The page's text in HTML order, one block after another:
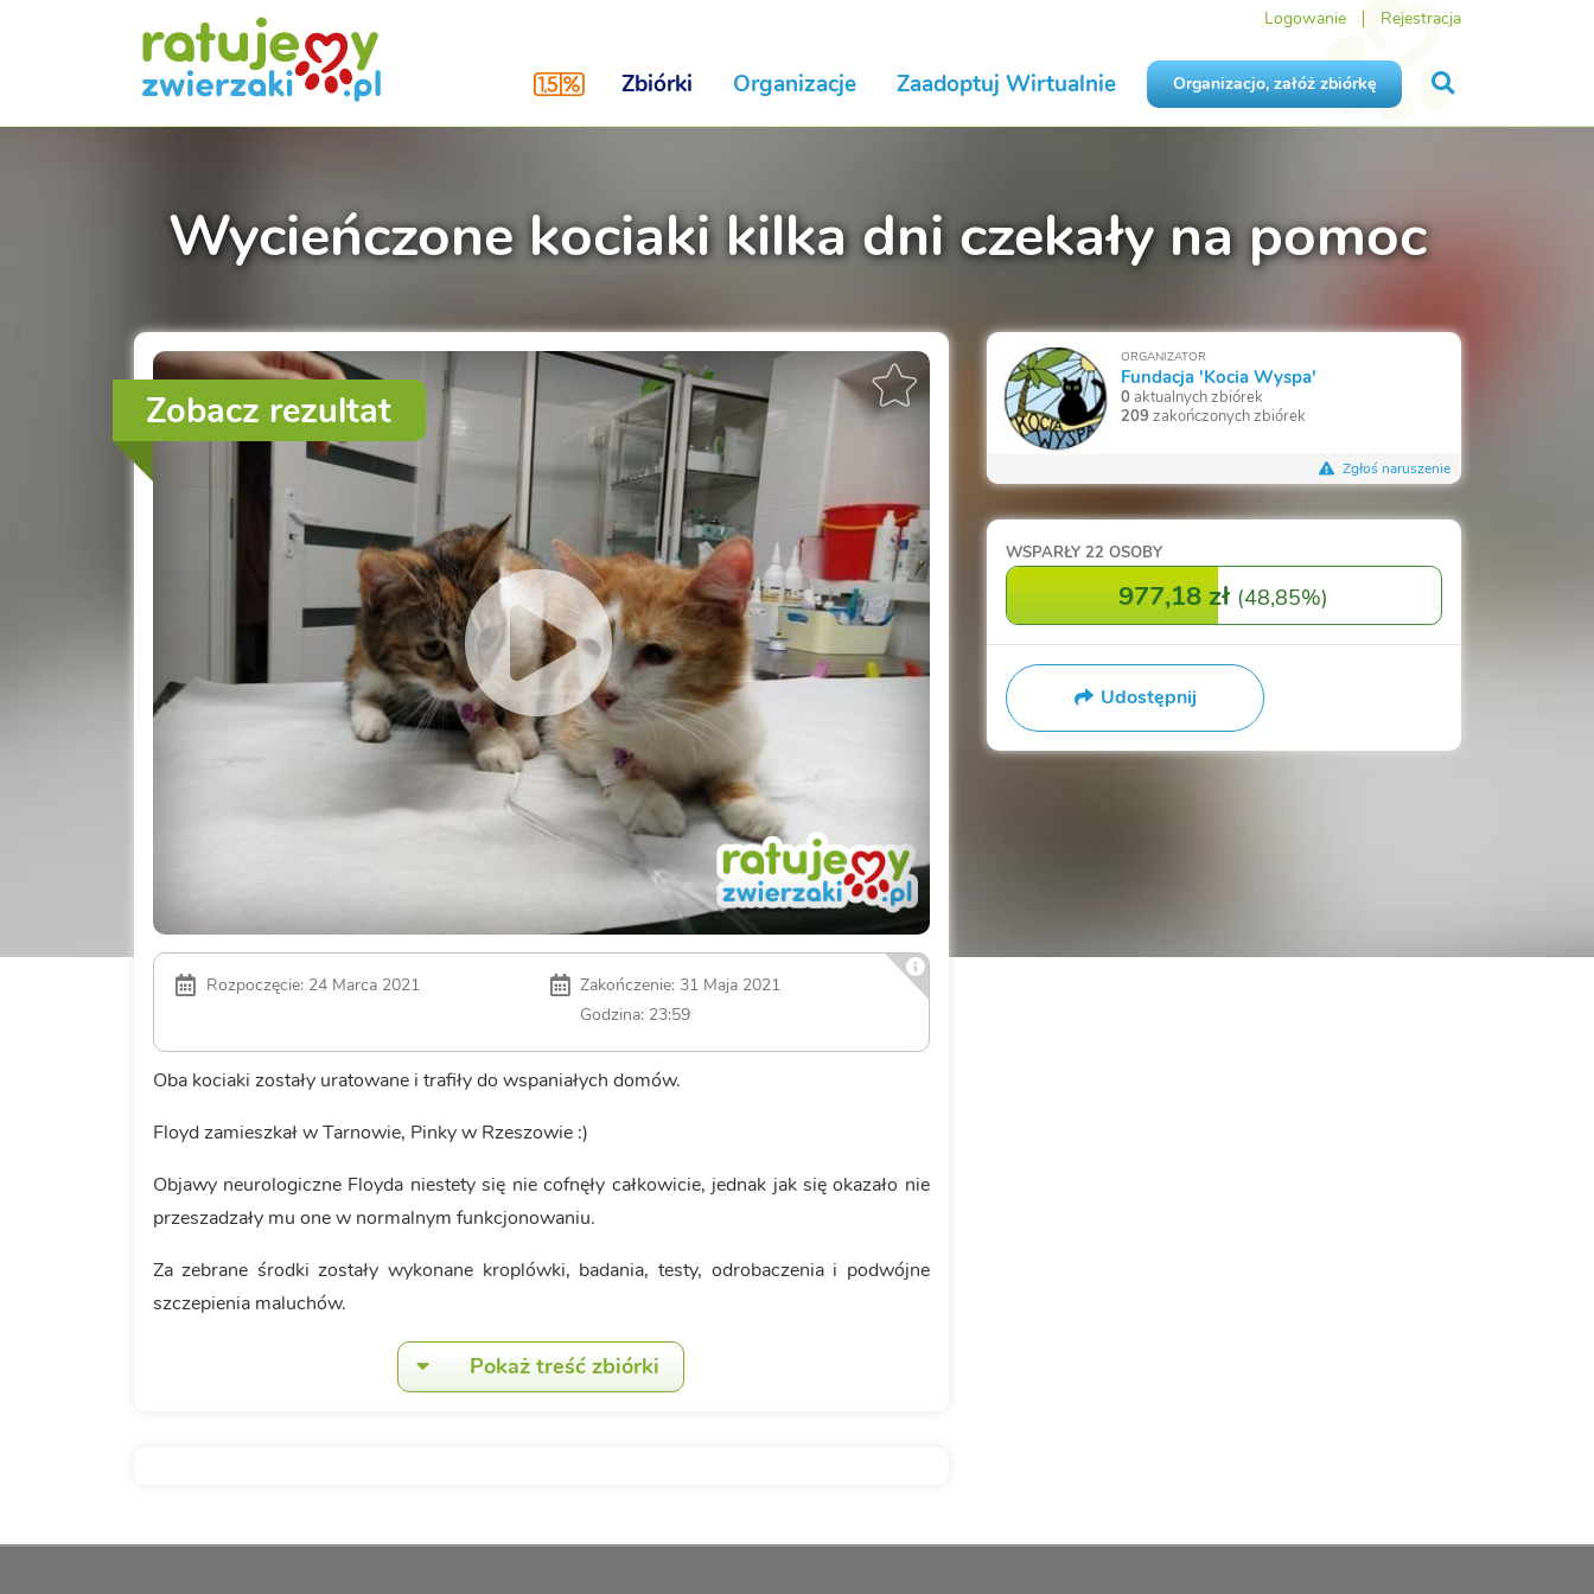
Logowanie Rejestracja
Zbiórki Organizacje Zaadoptuj Wirtualnie Organizacjo, załóż zbiórkę
Wycieńczone kociaki kilka dni czekały na pomoc
Zobacz rezultat
Rozpoczęcie: 24 Marca 2021
Zakończenie: 31 Maja 2021
Godzina: 23:59
Oba kociaki zostały uratowane i trafiły do wspaniałych domów.
Floyd zamieszkał w Tarnowie, Pinky w Rzeszowie :)
Objawy neurologiczne Floyda niestety się nie cofnęły całkowicie, jednak jak się okazało nie
przeszadzały mu one w normalnym funkcjonowaniu.
Za zebrane środki zostały wykonane kroplówki, badania, testy, odrobaczenia i podwójne
szczepienia maluchów.
Pokaż treść zbiórki
ORGANIZATOR
Fundacja 'Kocia Wyspa'
0aktualnych zbiórek
209zakończonych zbiórek
Zgłoś naruszenie
WSPARŁY 22 OSOBY
977,18 zł (48,85%)
Udostępnij